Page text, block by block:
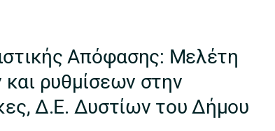
Απόφασης: Μελέτη
ρυθμίσεων στην
Δ.Ε. Δυστίων του Δήμου